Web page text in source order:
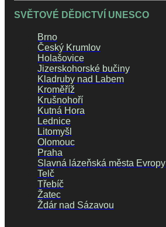
SVĚTOVÉ DĚDICTVÍ UNESCO
Brno
Český Krumlov
Holašovice
Jizerskohorské bučiny
Kladruby nad Labem
Kroměříž
Krušnohoří
Kutná Hora
Lednice
Litomyšl
Olomouc
Praha
Slavná lázeňská města Evropy
Telč
Třebíč
Žatec
Ždár nad Sázavou